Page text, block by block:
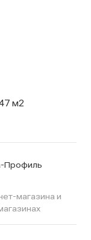
м2
Профиль
магазина и